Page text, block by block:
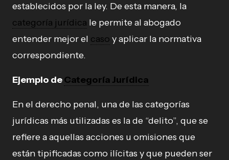
establecidos por la ley. De esta manera, la
categoría jurídica le permite al abogado
entender mejor el caso y aplicar la normativa
correspondiente.
Ejemplo deCategoría Jurídica
En el derecho penal, una de las categorías
jurídicas más utilizadas es la de “delito”, que se
refiere a aquellas acciones u omisiones que
están tipificadas como ilícitas y que pueden ser